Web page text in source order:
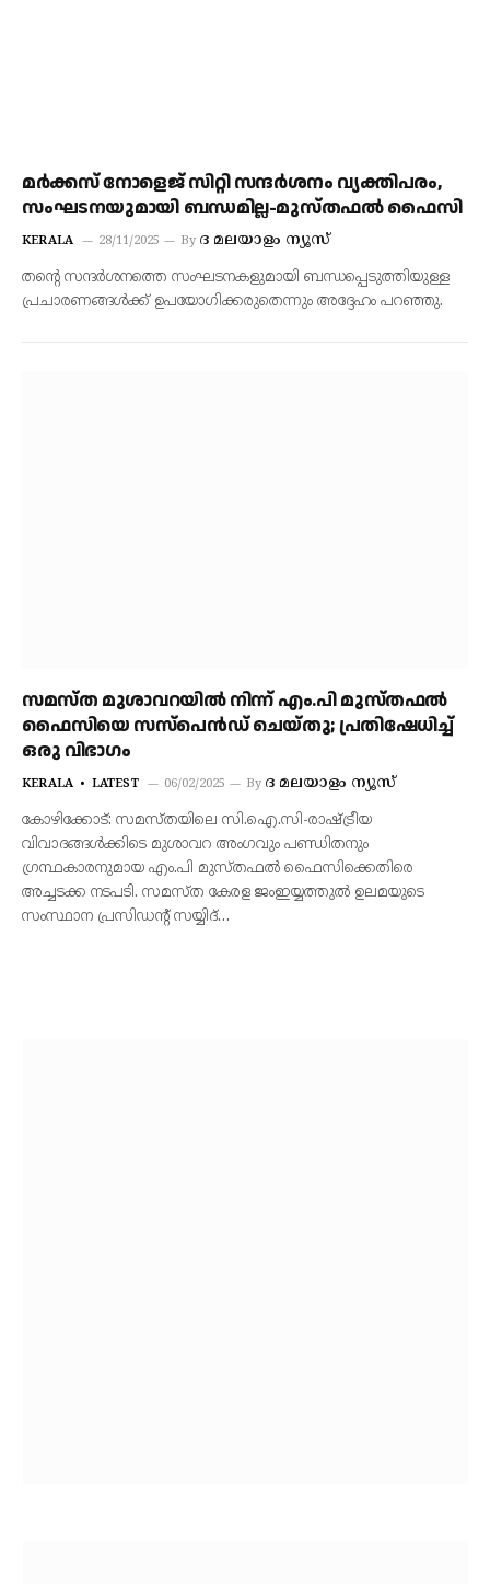
മർക്കസ് നോളെജ് സിറ്റി സന്ദർശനം വ്യക്തിപരം,
സംഘടനയുമായി ബന്ധമില്ല-മുസ്തഫൽ ഫൈസി
KERALA 28/11/2025 By ദ മലയാളം ന്യൂസ്
തന്റെ സന്ദർശനത്തെ സംഘടനകളുമായി ബന്ധപ്പെടുത്തിയുള്ള
പ്രചാരണങ്ങൾക്ക് ഉപയോഗിക്കരുതെന്നും അദ്ദേഹം പറഞ്ഞു.
സമസ്ത മുശാവറയിൽ നിന്ന് എം.പി മുസ്തഫൽ
ഫൈസിയെ സസ്‌പെൻഡ് ചെയ്തു; പ്രതിഷേധിച്ച്
ഒരു വിഭാഗം
KERALA LATEST 06/02/2025 By ദ മലയാളം ന്യൂസ്‌
കോഴിക്കോട്: സമസ്തയിലെ സി.ഐ.സി-രാഷ്ട്രീയ
വിവാദങ്ങൾക്കിടെ മുശാവറ അംഗവും പണ്ഡിതനും
ഗ്രന്ഥകാരനുമായ എം.പി മുസ്തഫൽ ഫൈസിക്കെതിരെ
അച്ചടക്ക നടപടി. സമസ്ത കേരള ജംഇയ്യത്തുൽ ഉലമയുടെ
സംസ്ഥാന പ്രസിഡന്റ് സയ്യിദ്…